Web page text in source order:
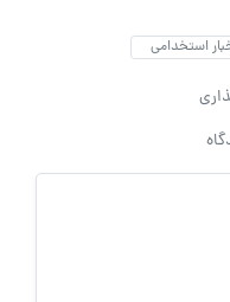
استخدامی